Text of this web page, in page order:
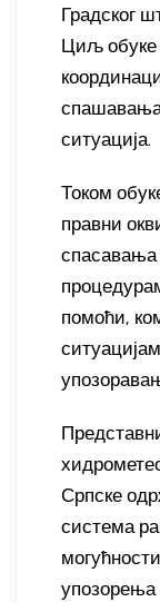
Градског
Циљ обуке
спашавања
ситуација.
Током
правни
спасавања
помоћи,
Српске
система
упозорења